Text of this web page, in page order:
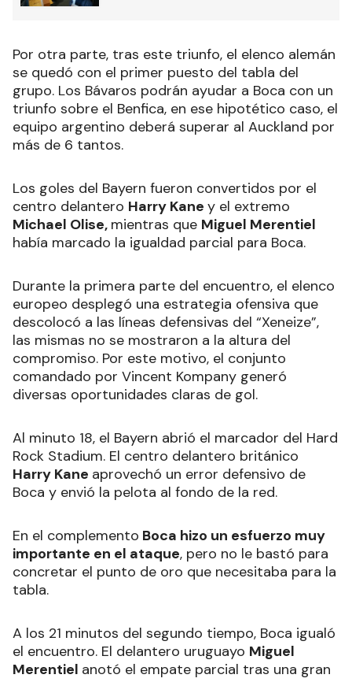
Por otra parte, tras este triunfo, el elenco alemán
se quedó con el primer puesto del tabla del
grupo. Los Bávaros podrán ayudar a Boca con un
triunfo sobre el Benfica, en ese hipotético caso, el
equipo argentino deberá superar al Auckland por
más de 6 tantos.
Los goles del Bayern fueron convertidos por el
centro delantero Harry Kane y el extremo
Michael Olise, mientras que Miguel Merentiel
había marcado la igualdad parcial para Boca.
Durante la primera parte del encuentro, el elenco
europeo desplegó una estrategia ofensiva que
descolocó a las líneas defensivas del “Xeneize”,
las mismas no se mostraron a la altura del
compromiso. Por este motivo, el conjunto
comandado por Vincent Kompany generó
diversas oportunidades claras de gol.
Al minuto 18, el Bayern abrió el marcador del Hard
Rock Stadium. El centro delantero británico
Harry Kane aprovechó un error defensivo de
Boca y envió la pelota al fondo de la red.
En el complemento Boca hizo un esfuerzo muy
importante en el ataque, pero no le bastó para
concretar el punto de oro que necesitaba para la
tabla.
A los 21 minutos del segundo tiempo, Boca igualó
el encuentro. El delantero uruguayo Miguel
Merentiel anotó el empate parcial tras una gran